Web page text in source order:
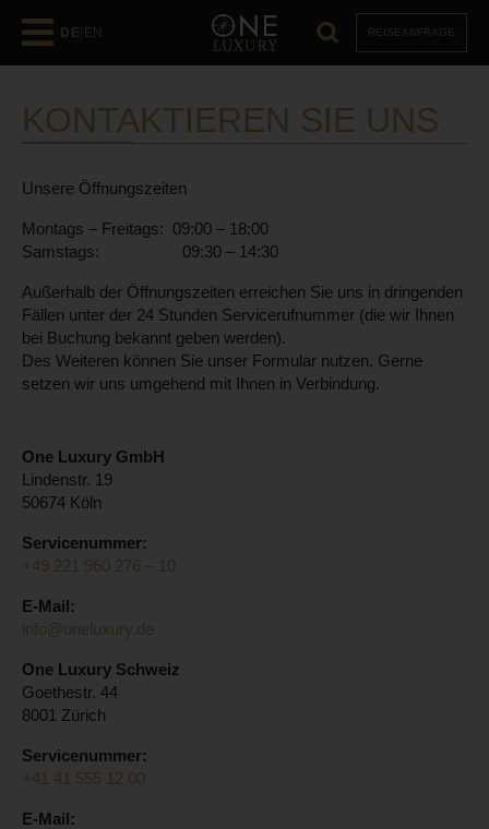
DE EN REISEANFRAGE
KONTAKTIEREN SIE UNS
Unsere Öffnungszeiten
Montags – Freitags: 09:00 – 18:00
Samstags: 09:30 – 14:30
Außerhalb der Öffnungszeiten erreichen Sie uns in dringenden
Fällen unter der 24 Stunden Servicerufnummer (die wir Ihnen
bei Buchung bekannt geben werden).
Des Weiteren können Sie unser Formular nutzen. Gerne
setzen wir uns umgehend mit Ihnen in Verbindung.
One Luxury GmbH
Lindenstr. 19
50674 Köln
Servicenummer:
+49 221 960 276 – 10
E-Mail:
info@oneluxury.de
One Luxury Schweiz
Goethestr. 44
8001 Zürich
Servicenummer:
+41 41 555 12 00
E-Mail: